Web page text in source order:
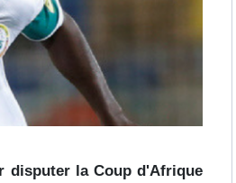
disputer la Coup d'Afrique